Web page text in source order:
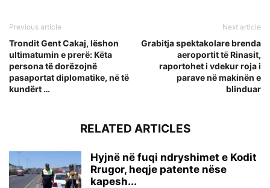
Previous article
Trondit Gent Cakaj, lëshon
ultimatumin e prerë: Këta
persona të dorëzojnë
pasaportat diplomatike, në të
kundërt …
Next article
Grabitja spektakolare brenda
aeroportit të Rinasit,
raportohet i vdekur roja i
parave në makinën e
blinduar
RELATED ARTICLES
Hyjnë në fuqi ndryshimet e Kodit
Rrugor, heqje patente nëse
kapesh...